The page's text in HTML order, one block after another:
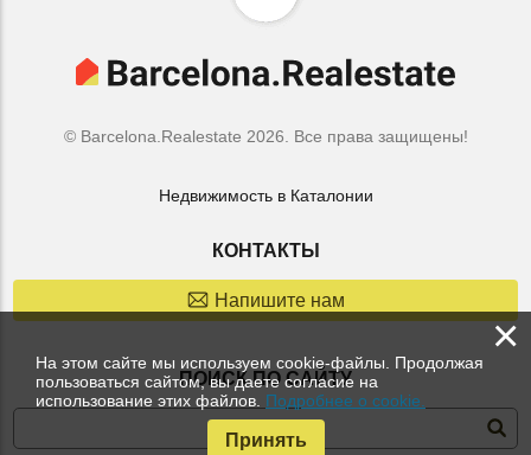
© Barcelona.Realestate 2026. Все права защищены!
Недвижимость в Каталонии
КОНТАКТЫ
Напишите нам
ПОИСК ПО САЙТУ
×
На этом сайте мы используем cookie-файлы. Продолжая
пользоваться сайтом, вы даете согласие на
использование этих файлов. Подробнее о cookie.
Принять